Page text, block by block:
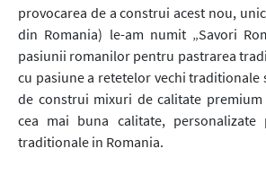
provocarea de a construi acest nou,
din Romania) le-am numit „Savori
pasiunii romanilor pentru pastrarea
cu pasiune a retetelor vechi traditionale
de construi mixuri de calitate
cea mai buna calitate, personalizate
traditionale in Romania.